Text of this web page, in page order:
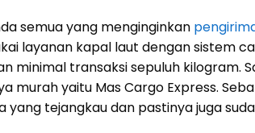
semua yang menginginkan
layanan kapal laut dengan sistem
minimal transaksi sepuluh kilogram.
murah yaitu Mas Cargo Express.
yang tejangkau dan pastinya juga